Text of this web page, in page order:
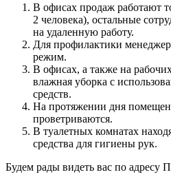
В офисах продаж работают
2 человека), остальные
на удаленную работу.
Для профилактики
режим.
В офисах, а также на
влажная уборка с
средств.
На протяжении дня
проветриваются.
В туалетных комнатах
средства для гигиены рук.
Будем рады видеть вас по адресу